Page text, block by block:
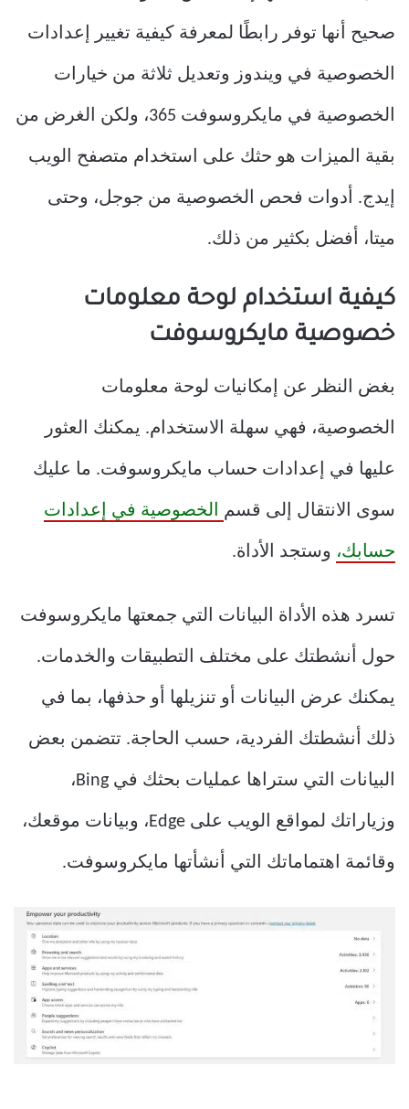
صحيح أنها توفر رابطًا لمعرفة كيفية تغيير إعدادات
الخصوصية في ويندوز وتعديل ثلاثة من خيارات
الخصوصية في مايكروسوفت 365، ولكن الغرض من
بقية الميزات هو حثك على استخدام متصفح الويب
إيدج. أدوات فحص الخصوصية من جوجل، وحتى
ميتا، أفضل بكثير من ذلك.
كيفية استخدام لوحة معلومات
خصوصية مايكروسوفت
بغض النظر عن إمكانيات لوحة معلومات
الخصوصية، فهي سهلة الاستخدام. يمكنك العثور
عليها في إعدادات حساب مايكروسوفت. ما عليك
سوى الانتقال إلى قسم الخصوصية في إعدادات
حسابك، وستجد الأداة.
تسرد هذه الأداة البيانات التي جمعتها مايكروسوفت
حول أنشطتك على مختلف التطبيقات والخدمات.
يمكنك عرض البيانات أو تنزيلها أو حذفها، بما في
ذلك أنشطتك الفردية، حسب الحاجة. تتضمن بعض
البيانات التي ستراها عمليات بحثك في Bing،
وزياراتك لمواقع الويب على Edge، وبيانات موقعك،
وقائمة اهتماماتك التي أنشأتها مايكروسوفت.